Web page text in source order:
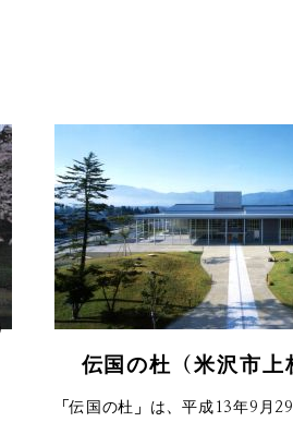
伝国の杜（米沢市上
「伝国の杜」は、平成13年9月